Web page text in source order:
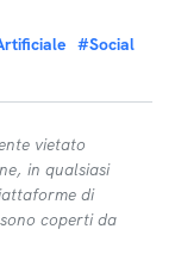
#Social
vietato
in qualsiasi
di
coperti da